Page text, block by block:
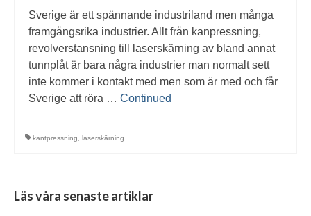
Sverige är ett spännande industriland men många
framgångsrika industrier. Allt från kanpressning,
revolverstansning till laserskärning av bland annat
tunnplåt är bara några industrier man normalt sett
inte kommer i kontakt med men som är med och får
Sverige att röra … Continued
kantpressning laserskärning
Läs våra senaste artiklar